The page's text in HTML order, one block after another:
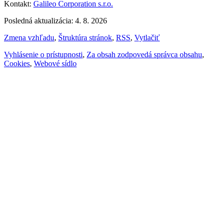
Kontakt: Galileo Corporation s.r.o.
Posledná aktualizácia: 4. 8. 2026
Zmena vzhľadu, Štruktúra stránok, RSS, Vytlačiť
Vyhlásenie o prístupnosti, Za obsah zodpovedá správca obsahu,
Cookies, Webové sídlo